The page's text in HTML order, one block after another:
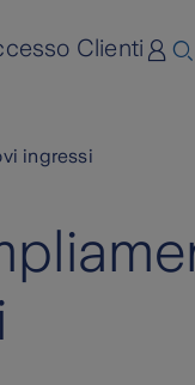
Clienti
ingressi